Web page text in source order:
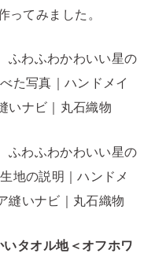
ってみました。
タオル地＜オフホワ